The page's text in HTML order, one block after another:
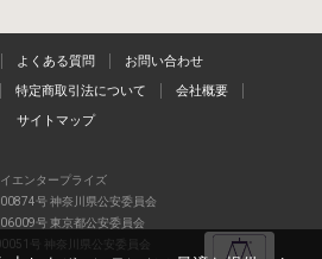
よくある質問 お問い合わせ
特定商取引法について 会社概要
サイトマップ
エンタープライズ
号 神奈川県公安委員会
号 東京都公安委員会
号 神奈川県公安委員会